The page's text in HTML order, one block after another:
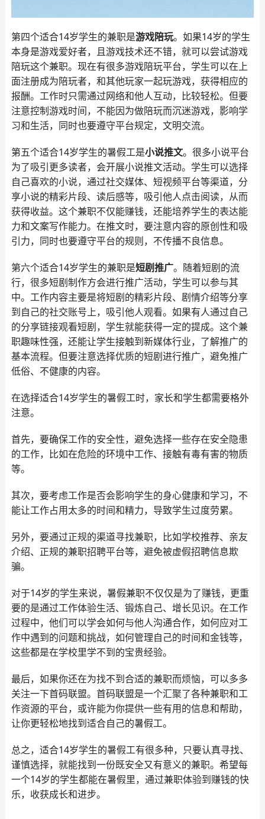
第四个适合14岁学生的兼职是游戏陪玩。如果14岁的学生
本身是游戏爱好者，且游戏技术还不错，就可以尝试游戏
陪玩这个兼职。现在有很多游戏陪玩平台，学生可以在上
面注册成为陪玩者，和其他玩家一起玩游戏，获得相应的
报酬。工作时只需通过网络和他人互动，比较轻松。但要
注意控制游戏时间，不能因为做陪玩而沉迷游戏，影响学
习和生活，同时也要遵守平台规定，文明交流。
第五个适合14岁学生的暑假工是小说推文。很多小说平台
为了吸引更多读者，会开展小说推文活动。学生可以选择
自己喜欢的小说，通过社交媒体、短视频平台等渠道，分
享小说的精彩片段、读后感等，吸引他人点击阅读，从而
获得收益。这个兼职不仅能赚钱，还能培养学生的表达能
力和文案写作能力。在推文时，要注意内容的原创性和吸
引力，同时也要遵守平台的规则，不传播不良信息。
第六个适合14岁学生的兼职是短剧推广。随着短剧的流
行，很多短剧制作方会进行推广活动，学生可以参与其
中。工作内容主要是将短剧的精彩片段、剧情介绍等分享
到自己的社交账号上，吸引他人观看。如果有人通过自己
的分享链接观看短剧，学生就能获得一定的提成。这个兼
职趣味性强，还能让学生接触到新媒体行业，了解推广的
基本流程。但要注意选择优质的短剧进行推广，避免推广
低俗、不健康的内容。
在选择适合14岁学生的暑假工时，家长和学生都需要格外
注意。
首先，要确保工作的安全性，避免选择一些存在安全隐患
的工作，比如在危险的环境中工作、接触有毒有害的物质
等。
其次，要考虑工作是否会影响学生的身心健康和学习，不
能让工作占用太多的时间和精力，导致学生过度劳累。
另外，要通过正规的渠道寻找兼职，比如学校推荐、亲友
介绍、正规的兼职招聘平台等，避免被虚假招聘信息欺
骗。
对于14岁的学生来说，暑假兼职不仅仅是为了赚钱，更重
要的是通过工作体验生活、锻炼自己、增长见识。在工作
过程中，他们可以学会如何与他人沟通合作，如何应对工
作中遇到的问题和挑战，如何管理自己的时间和金钱等，
这些都是在学校里学不到的宝贵经验。
最后，如果你还在为找不到合适的兼职而烦恼，可以多多
关注一下首码联盟。首码联盟是一个汇聚了各种兼职和工
作资源的平台，或许能为你提供一些有用的信息和帮助，
让你更轻松地找到适合自己的暑假工。
总之，适合14岁学生的暑假工有很多种，只要认真寻找、
谨慎选择，就能找到一份既安全又有意义的兼职。希望每
一个14岁的学生都能在暑假里，通过兼职体验到赚钱的快
乐，收获成长和进步。